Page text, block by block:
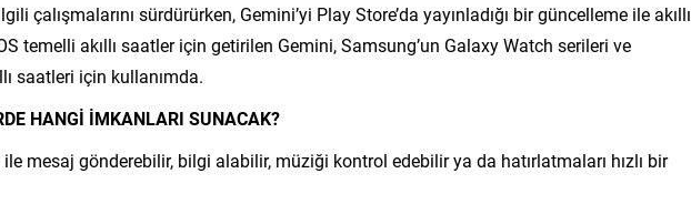
çalışmalarını sürdürürken, Gemini’yi Play Store’da yayınladığı bir güncelleme ile akıllı
temelli akıllı saatler için getirilen Gemini, Samsung’un Galaxy Watch serileri ve
saatleri için kullanımda.
HANGİ İMKANLARI SUNACAK?
mesaj gönderebilir, bilgi alabilir, müziği kontrol edebilir ya da hatırlatmaları hızlı bir